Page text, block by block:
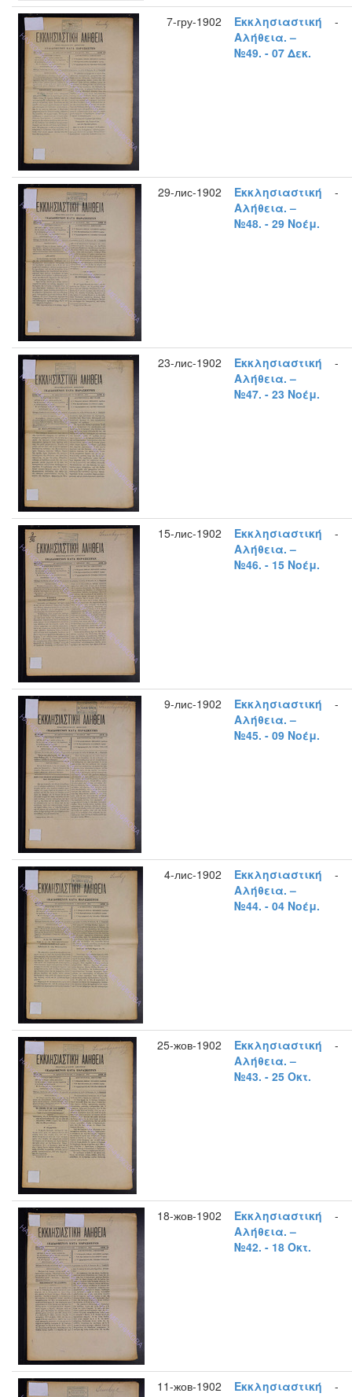
7-гру-1902
Εκκλησιαστική
Αλήθεια. –
№49. - 07 Δεκ.
-
29-лис-1902
Εκκλησιαστική
Αλήθεια. –
№48. - 29 Νοέμ.
-
23-лис-1902
Εκκλησιαστική
Αλήθεια. –
№47. - 23 Νοέμ.
-
15-лис-1902
Εκκλησιαστική
Αλήθεια. –
№46. - 15 Νοέμ.
-
9-лис-1902
Εκκλησιαστική
Αλήθεια. –
№45. - 09 Νοέμ.
-
4-лис-1902
Εκκλησιαστική
Αλήθεια. –
№44. - 04 Νοέμ.
-
25-жов-1902
Εκκλησιαστική
Αλήθεια. –
№43. - 25 Οκτ.
-
18-жов-1902
Εκκλησιαστική
Αλήθεια. –
№42. - 18 Οκτ.
-
11-жов-1902
Εκκλησιαστική
-